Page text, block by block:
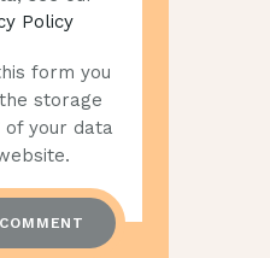
Policy
form you
storage
of your data